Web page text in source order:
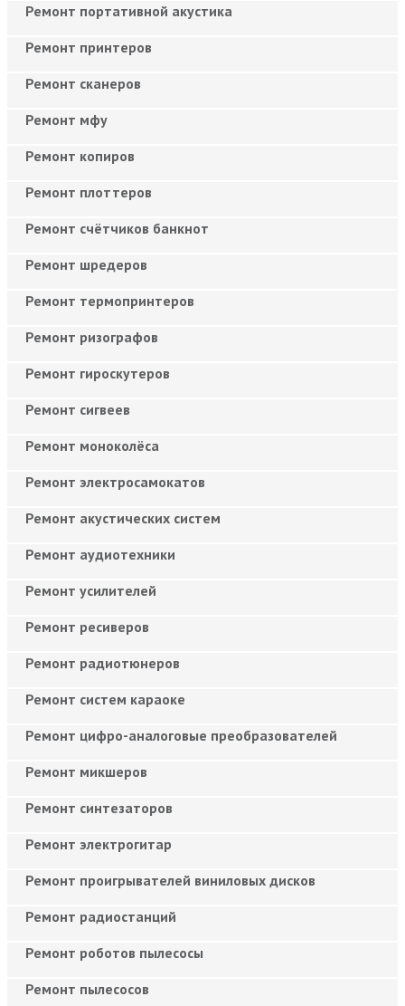
Ремонт портативной акустика
Ремонт принтеров
Ремонт сканеров
Ремонт мфу
Ремонт копиров
Ремонт плоттеров
Ремонт счётчиков банкнот
Ремонт шредеров
Ремонт термопринтеров
Ремонт ризографов
Ремонт гироскутеров
Ремонт сигвеев
Ремонт моноколёса
Ремонт электросамокатов
Ремонт акустических систем
Ремонт аудиотехники
Ремонт усилителей
Ремонт ресиверов
Ремонт радиотюнеров
Ремонт систем караоке
Ремонт цифро-аналоговые преобразователей
Ремонт микшеров
Ремонт синтезаторов
Ремонт электрогитар
Ремонт проигрывателей виниловых дисков
Ремонт радиостанций
Ремонт роботов пылесосы
Ремонт пылесосов